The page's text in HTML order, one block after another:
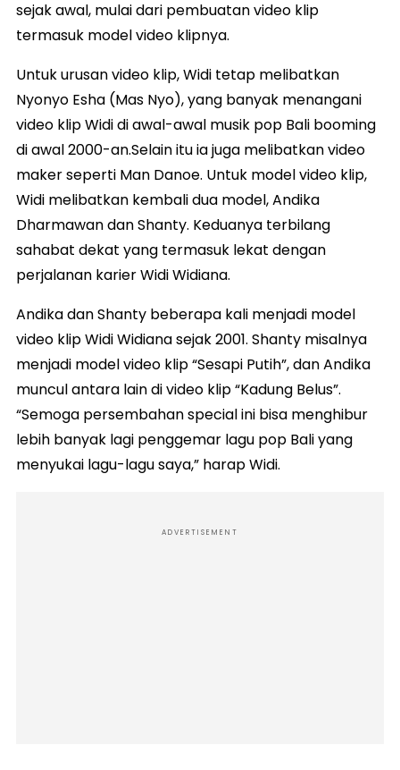
sejak awal, mulai dari pembuatan video klip
termasuk model video klipnya.
Untuk urusan video klip, Widi tetap melibatkan
Nyonyo Esha (Mas Nyo), yang banyak menangani
video klip Widi di awal-awal musik pop Bali booming
di awal 2000-an.Selain itu ia juga melibatkan video
maker seperti Man Danoe. Untuk model video klip,
Widi melibatkan kembali dua model, Andika
Dharmawan dan Shanty. Keduanya terbilang
sahabat dekat yang termasuk lekat dengan
perjalanan karier Widi Widiana.
Andika dan Shanty beberapa kali menjadi model
video klip Widi Widiana sejak 2001. Shanty misalnya
menjadi model video klip “Sesapi Putih”, dan Andika
muncul antara lain di video klip “Kadung Belus”.
“Semoga persembahan special ini bisa menghibur
lebih banyak lagi penggemar lagu pop Bali yang
menyukai lagu-lagu saya,” harap Widi.
ADVERTISEMENT